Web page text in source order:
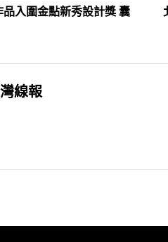
入圍金點新秀設計獎 囊
線報